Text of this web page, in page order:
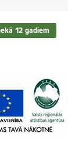
12 gadiem